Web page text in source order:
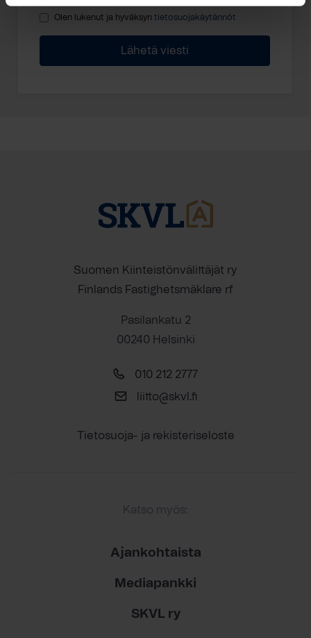
Olen lukenut ja hyväksyn tietosuojakäytännöt
Suomen Kiinteistönvälittäjät ry
Finlands Fastighetsmäklare rf
Pasilankatu 2
00240 Helsinki
010 212 2777
liitto@skvl.fi
Tietosuoja- ja rekisteriseloste
Katso myös:
Ajankohtaista
Mediapankki
SKVL ry